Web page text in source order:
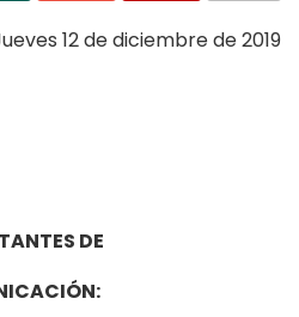
12 de diciembre de 2019
DE